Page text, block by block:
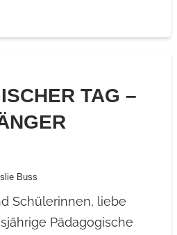
TAG –
Buss
Schülerinnen, liebe
Pädagogische